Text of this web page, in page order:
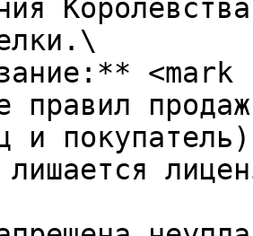
правил
и
лишается